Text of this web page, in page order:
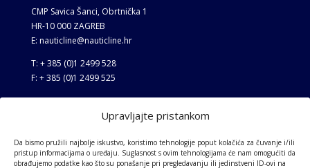
Upravljajte pristankom
Da bismo pružili najbolje iskustvo, koristimo tehnologije poput kolačića za čuvanje i/ili
pristup informacijama o uređaju. Suglasnost s ovim tehnologijama će nam omogućiti da
obrađujemo podatke kao što su ponašanje pri pregledavanju ili jedinstveni ID-ovi na
CMP Savica Šanci, Obrtnička 1
HR-10 000 ZAGREB
E: nauticline@nauticline.hr
T: + 385 (0)1 2499 528
F: + 385 (0)1 2499 525
GESCHÄFTSBEDINGUNGEN
Allgemeine Bedingungen
Datenschutz-Bestimmungen